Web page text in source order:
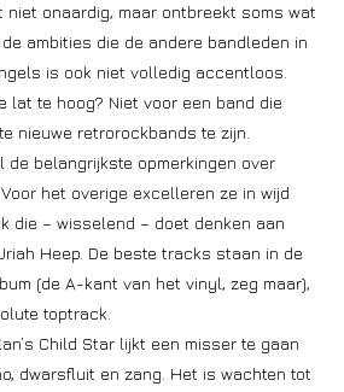
niet onaardig, maar ontbreekt soms wat
ambities die de andere bandleden in
is ook niet volledig accentloos.
lat te hoog? Niet voor een band die
nieuwe retrorockbands te zijn.
de belangrijkste opmerkingen over
het overige excelleren ze in wijd
die – wisselend – doet denken aan
Heep. De beste tracks staan in de
(de A-kant van het vinyl, zeg maar),
toptrack.
Child Star lijkt een misser te gaan
dwarsfluit en zang. Het is wachten tot